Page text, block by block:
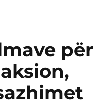
për